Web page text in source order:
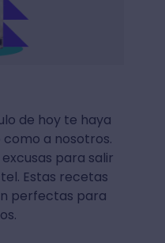
de hoy te haya
a nosotros.
para salir
Estas recetas
perfectas para